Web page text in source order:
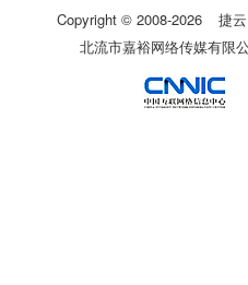
Copyright © 2008-2026
捷云
北流市嘉裕网络传媒有限